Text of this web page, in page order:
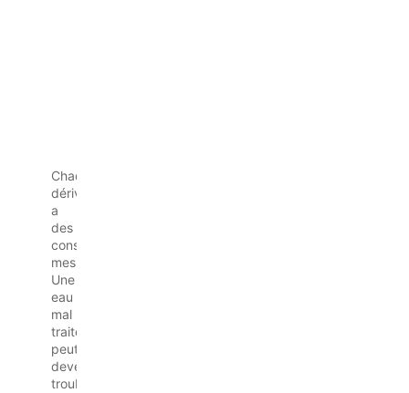
Chaque
dérive
a
des
conséquences
mesurables.
Une
eau
mal
traitée
peut
devenir
trouble